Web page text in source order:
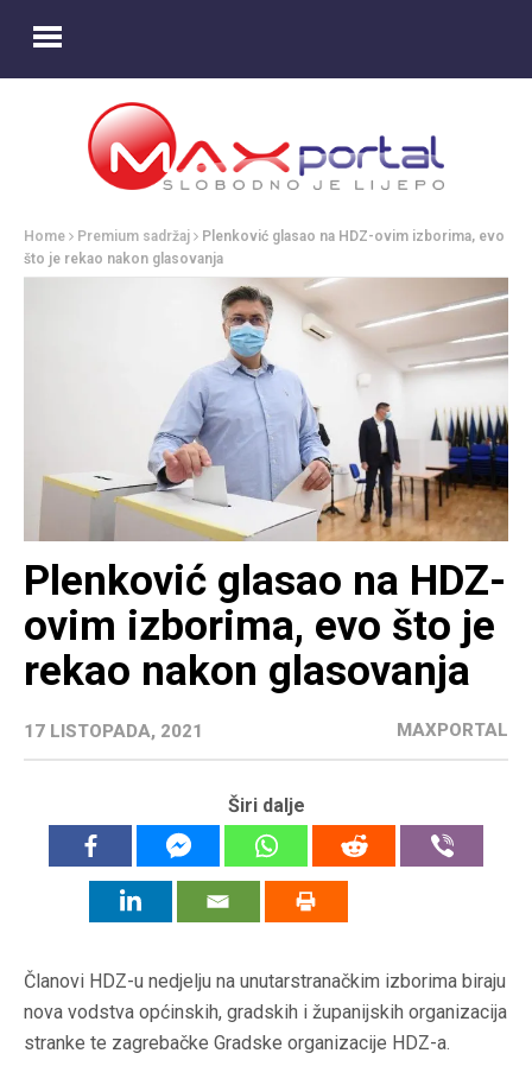
Home Premium sadržaj
Plenković glasao na HDZ-ovim izborima, evo
što je rekao nakon glasovanja
Plenković glasao na HDZ-
ovim izborima, evo što je
rekao nakon glasovanja
17 LISTOPADA, 2021 MAXPORTAL
Širi dalje
Članovi HDZ-u nedjelju na unutarstranačkim izborima biraju
nova vodstva općinskih, gradskih i županijskih organizacija
stranke te zagrebačke Gradske organizacije HDZ-a.